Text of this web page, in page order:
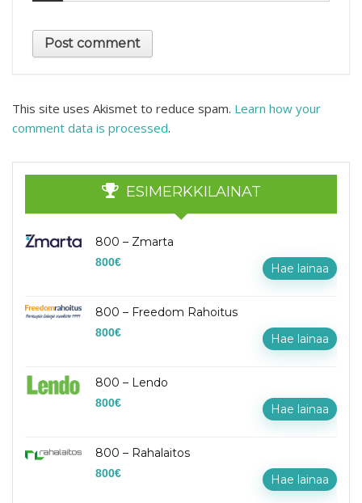
This site uses Akismet to reduce spam. Learn how your
comment data is processed.
ESIMERKKILAINAT
800 – Zmarta
800€ Hae lainaa
800 – Freedom Rahoitus
800€ Hae lainaa
800 – Lendo
800€ Hae lainaa
800 – Rahalaitos
800€ Hae lainaa